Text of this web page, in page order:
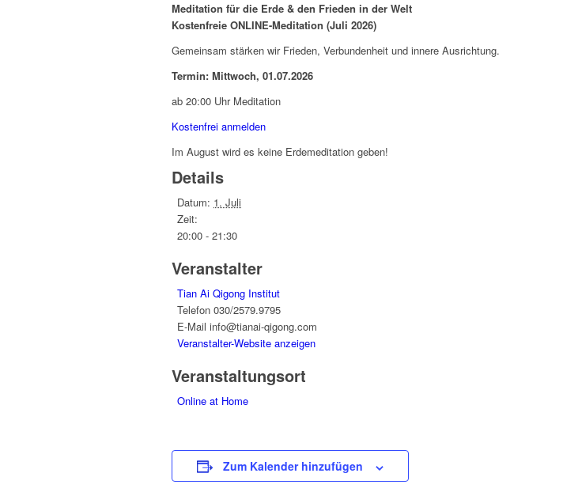
Meditation für die Erde & den Frieden in der Welt
Kostenfreie ONLINE-Meditation (Juli 2026)
Gemeinsam stärken wir Frieden, Verbundenheit und innere Ausrichtung.
Termin: Mittwoch, 01.07.2026
ab 20:00 Uhr Meditation
Kostenfrei anmelden
Im August wird es keine Erdemeditation geben!
Details
Datum: 1. Juli
Zeit:
20:00 - 21:30
Veranstalter
Tian Ai Qigong Institut
Telefon 030/2579.9795
E-Mail info@tianai-qigong.com
Veranstalter-Website anzeigen
Veranstaltungsort
Online at Home
Zum Kalender hinzufügen